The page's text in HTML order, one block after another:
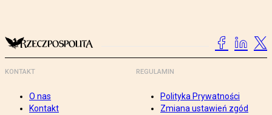
KONTAKT
O nas
Kontakt
REGULAMIN
Polityka Prywatności
Zmiana ustawień zgód